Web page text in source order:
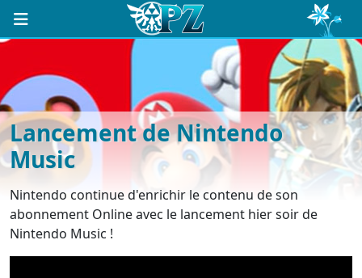
Lancement de Nintendo
Music
Nintendo continue d'enrichir le contenu de son
abonnement Online avec le lancement hier soir de
Nintendo Music !